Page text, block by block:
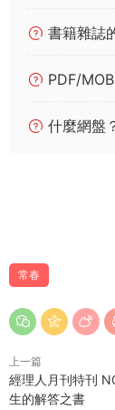
書籍雜誌
PDF/
什麼網盤
常春
上一篇
經理人月刊特刊
生的解答之書